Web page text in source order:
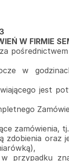
W FIRMIE
w
jest
zamówienia,
oraz
przypadku